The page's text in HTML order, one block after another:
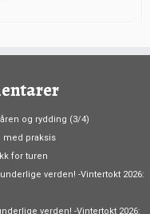
og rydding (3/4)
med praksis
for turen
verden! -Vintertokt 2026:
verden! -Vintertokt 2026: